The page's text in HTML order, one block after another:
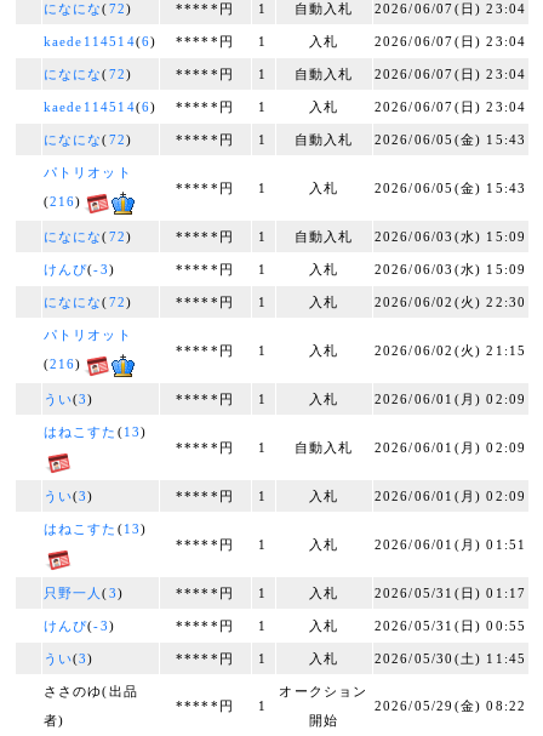
になにな(72) *****円 1 自動入札 2026/06/07(日) 23:04
kaede114514(6) *****円 1 入札 2026/06/07(日) 23:04
になにな(72) *****円 1 自動入札 2026/06/07(日) 23:04
kaede114514(6) *****円 1 入札 2026/06/07(日) 23:04
になにな(72) *****円 1 自動入札 2026/06/05(金) 15:43
パトリオット
(216)
*****円 1 入札 2026/06/05(金) 15:43
になにな(72) *****円 1 自動入札 2026/06/03(水) 15:09
けんぴ(-3) *****円 1 入札 2026/06/03(水) 15:09
になにな(72) *****円 1 入札 2026/06/02(火) 22:30
パトリオット
(216)
*****円 1 入札 2026/06/02(火) 21:15
うい(3) *****円 1 入札 2026/06/01(月) 02:09
はねこすた (13)
*****円
1 自動入札 2026/06/01(月) 02:09
うい(3) *****円 1 入札 2026/06/01(月) 02:09
はねこすた (13)
*****円
1 入札 2026/06/01(月) 01:51
只野一人(3) *****円 1 入札 2026/05/31(日) 01:17
けんぴ(-3) *****円 1 入札 2026/05/31(日) 00:55
うい(3) *****円 1 入札 2026/05/30(土) 11:45
ささのゆ(出品
者)
*****円 1
オークション
開始
2026/05/29(金) 08:22